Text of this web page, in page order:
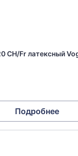
CH/Fr латексный
Подробнее